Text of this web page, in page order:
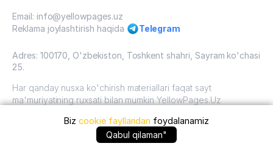
+99871 ... qo'ng'iroq qilish
Email: info@yellowpages.uz
Reklama joylashtirish haqida
Telegram
Adres: 100170, O'zbekiston, Toshkent shahri, Sayram ko'chasi
25.
Har qanday nusxa ko'chirish materiallari faqat sayt
ma'muriyatining ruxsati bilan mumkin YellowPages.Uz
O'zbekiston, 2009 - 2026 / O'zbekiston "sariq
sahifalar"mualliflik huquqi. Barcha huquqlar himoyalangan.
Bizcookie fayllaridan foydalanamiz
Qabul qilaman"